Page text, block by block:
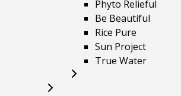
Phyto Relieful
Be Beautiful
Rice Pure
Sun Project
True Water